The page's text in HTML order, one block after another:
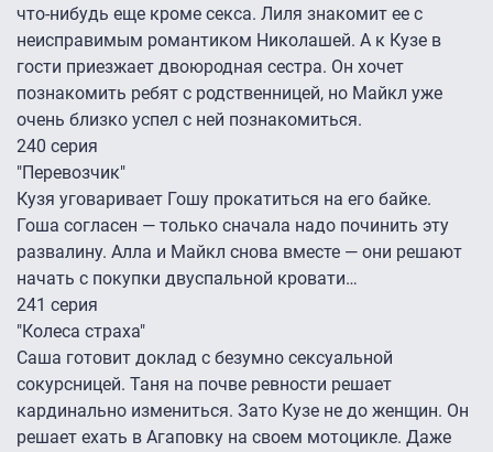
что-нибудь еще кроме секса. Лиля знакомит ее с
неисправимым романтиком Николашей. А к Кузе в
гости приезжает двоюродная сестра. Он хочет
познакомить ребят с родственницей, но Майкл уже
очень близко успел с ней познакомиться.
240 серия
"Перевозчик"
Кузя уговаривает Гошу прокатиться на его байке.
Гоша согласен — только сначала надо починить эту
развалину. Алла и Майкл снова вместе — они решают
начать с покупки двуспальной кровати…
241 серия
"Колеса страха"
Саша готовит доклад с безумно сексуальной
сокурсницей. Таня на почве ревности решает
кардинально измениться. Зато Кузе не до женщин. Он
решает ехать в Агаповку на своем мотоцикле. Даже